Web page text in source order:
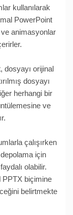
kullanılarak
PowerPoint
animasyonlar
dosyayı orijinal
dosyayı
herhangi bir
ve
çalışırken
için
olabilir.
PPTX biçimine
belirtmekte